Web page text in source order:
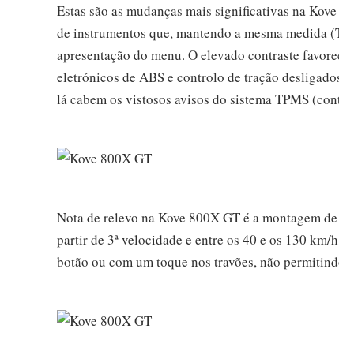
Estas são as mudanças mais significativas na
de instrumentos que, mantendo a mesma medida
apresentação do menu. O elevado contraste
eletrónicos de ABS e controlo de tração
lá cabem os vistosos avisos do sistema TPMS
Nota de relevo na Kove 800X GT é a montagem
partir de 3ª velocidade e entre os 40 e os 130
botão ou com um toque nos travões, não